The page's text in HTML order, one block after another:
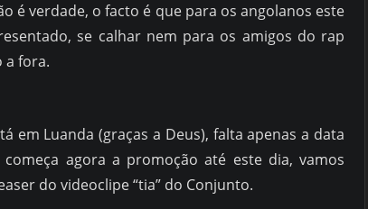
é verdade, o facto é que para os angolanos este
se calhar nem para os amigos do rap
a fora.
em Luanda (graças a Deus), falta apenas a data
agora a promoção até este dia, vamos
do videoclipe “tia” do Conjunto.